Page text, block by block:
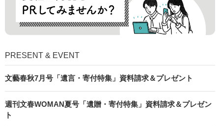
PRESENT & EVENT
文藝春秋7月号「遺言・寄付特集」資料請求＆プレゼント
週刊文春WOMAN夏号「遺贈・寄付特集」資料請求＆プレゼン
ト